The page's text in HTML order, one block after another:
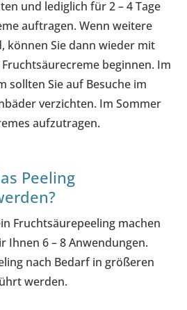
und lediglich für 2 – 4 Tage
auftragen. Wenn weitere
können Sie dann wieder mit
beginnen. Im
sollten Sie auf Besuche im
verzichten. Im Sommer
aufzutragen.
Peeling
Fruchtsäurepeeling machen
Ihnen 6 – 8 Anwendungen.
nach Bedarf in größeren
werden.